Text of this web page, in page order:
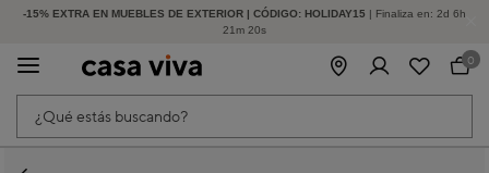
-15% EXTRA EN MUEBLES DE EXTERIOR | CÓDIGO: HOLIDAY15 | Finaliza en: 2d 6h
21m 19s
HASTA -60% DE DESCUENTO | SEGUNDAS REBAJAS
¿Qué estás buscando?
0